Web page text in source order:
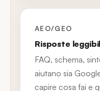
AEO/GEO
Risposte
FAQ, schema,
aiutano sia
capire cosa fai e